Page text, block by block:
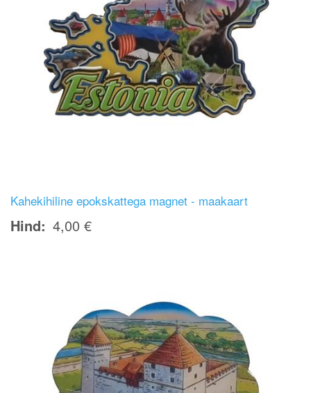
Kahekihiline epokskattega magnet - maakaart
Hind 4,00 €